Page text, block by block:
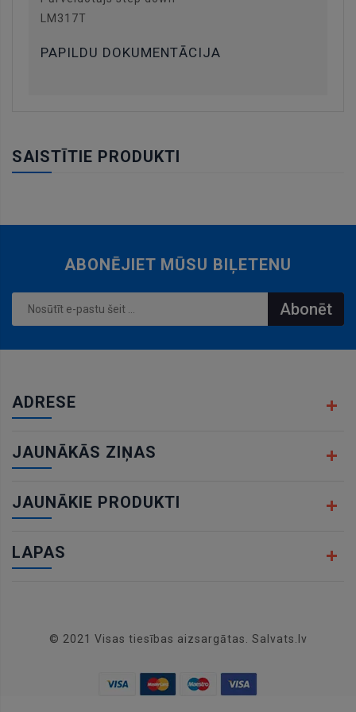
LM317T
PAPILDU DOKUMENTĀCIJA
SAISTĪTIE PRODUKTI
ABONĒJIET MŪSU BIĻETENU
Abonēt
ADRESE
JAUNĀKĀS ZIŅAS
JAUNĀKIE PRODUKTI
LAPAS
© 2021 Visas tiesības aizsargātas. Salvats.lv